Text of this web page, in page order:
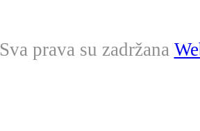
Sva prava su zadržana